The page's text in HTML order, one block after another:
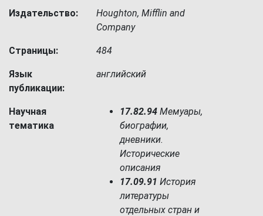
Издательство:
Houghton, Mifflin and
Company
Страницы: 484
Язык
публикации:
английский
Научная
тематика
17.82.94 Мемуары,
биографии,
дневники.
Исторические
описания
17.09.91 История
литературы
отдельных стран и